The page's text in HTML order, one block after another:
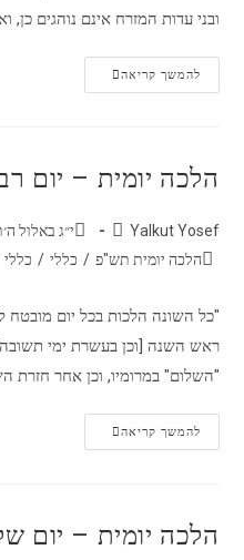
ובני עדות המזרח אינם נוהגים כן,
להמשך קריאה
הלכה יומית – יום
Yalkut Yosef
י״ג באלול ה׳תש״פ
הלכה יומית תש"פ / כללי / כללי
"כל השונה הלכות בכל יום
ראש השנה [וכן בעשרת ימי
"השלום" במרומיו, וכן אחר חזרת
להמשך קריאה
הלכה יומית – יום